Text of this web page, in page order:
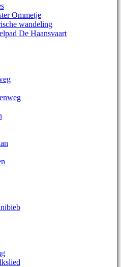
Ommetje
wandeling
De Haansvaart